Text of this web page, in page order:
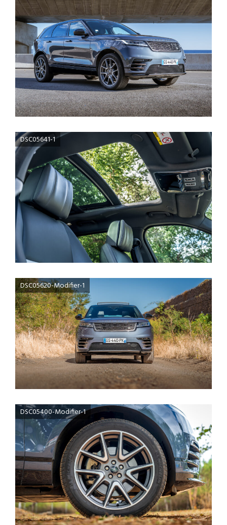
DSC05641-1
DSC05620-Modifier-1
DSC05400-Modifier-1